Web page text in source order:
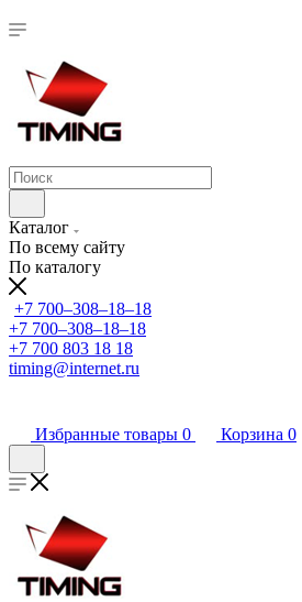
Каталог
По всему сайту
По каталогу
+7 700‒308‒18‒18
+7 700‒308‒18‒18
+7 700 803 18 18
timing@internet.ru
Избранные товары 0 Корзина 0